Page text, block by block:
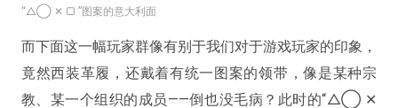
“△◯ ✕ ▢ ”图案的意大利面
而下面这一幅玩家群像有别于我们对于游戏玩家的印象，
竟然西装革履，还戴着有统一图案的领带，像是某种宗
教、某一个组织的成员——倒也没毛病？此时的“△◯ ✕